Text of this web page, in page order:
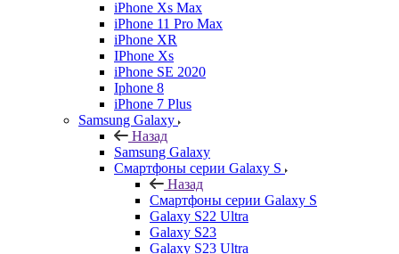
iPhone Xs Max
iPhone 11 Pro Max
iPhone XR
IPhone Xs
iPhone SE 2020
Iphone 8
iPhone 7 Plus
Samsung Galaxy
Назад
Samsung Galaxy
Смартфоны серии Galaxy S
Назад
Смартфоны серии Galaxy S
Galaxy S22 Ultra
Galaxy S23
Galaxy S23 Ultra